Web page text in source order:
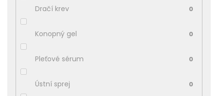
Dračí krev 0
Konopný gel 0
Pleťové sérum 0
Ústní sprej 0